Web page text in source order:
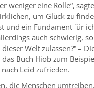
weniger eine Rolle“,
um Glück zu
und ein Fundament für
auch schwierig,
Welt zulassen?“ –
Buch Hiob zum
Leid zufrieden.
die Menschen